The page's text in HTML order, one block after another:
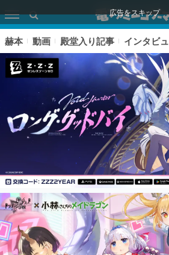
広告をスキップ
ピックアップ
電ファミのいま読まれている記事ランキ
赫本 動画 殿堂入り記事 インタビ